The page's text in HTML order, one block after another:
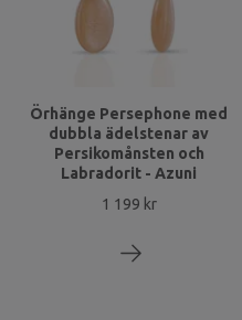
Örhänge Persephone med
dubbla ädelstenar av
Persikomånsten och
Labradorit - Azuni
1 199 kr